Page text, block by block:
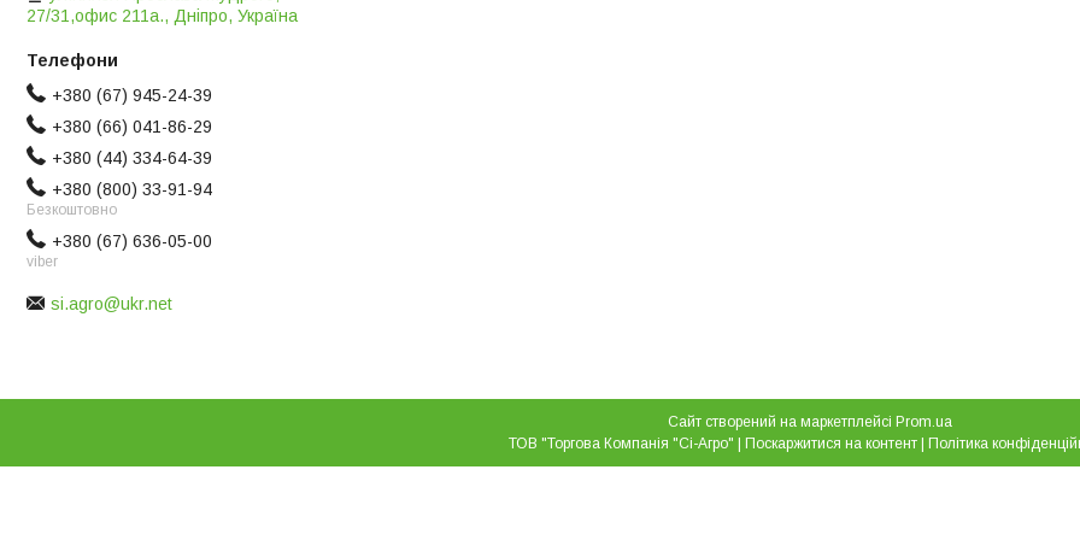
27/31,офис 211а., Дніпро, Україна
+380 (67) 945-24-39
+380 (66) 041-86-29
+380 (44) 334-64-39
+380 (800) 33-91-94
Безкоштовно
+380 (67) 636-05-00
viber
si.agro@ukr.net
Сайт створений на маркетплейсі Prom.ua
ТОВ "Торгова Компанія "Сі-Агро" | Поскаржитися на контент | Політика